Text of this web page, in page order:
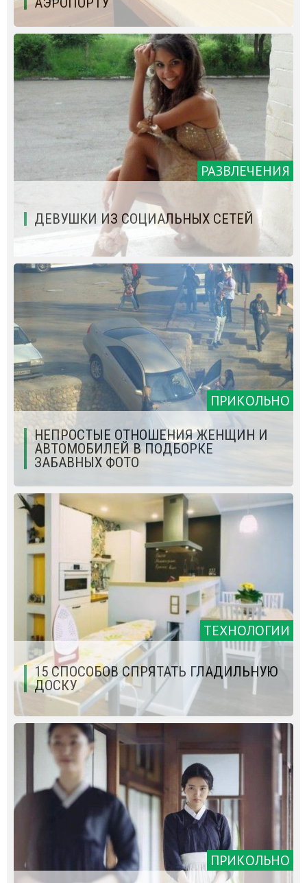
РАЗВЛЕЧЕНИЯ
ДЕВУШКИ ИЗ СОЦИАЛЬНЫХ СЕТЕЙ
ПРИКОЛЬНО
НЕПРОСТЫЕ ОТНОШЕНИЯ ЖЕНЩИН И
АВТОМОБИЛЕЙ В ПОДБОРКЕ
ЗАБАВНЫХ ФОТО
ТЕХНОЛОГИИ
15 СПОСОБОВ СПРЯТАТЬ ГЛАДИЛЬНУЮ
ДОСКУ
ПРИКОЛЬНО